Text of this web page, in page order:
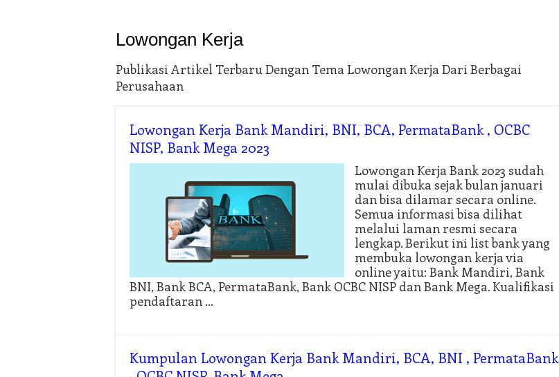
Lowongan Kerja
Publikasi Artikel Terbaru Dengan Tema Lowongan Kerja Dari Berbagai
Perusahaan
Lowongan Kerja Bank Mandiri, BNI, BCA, PermataBank , OCBC
NISP, Bank Mega 2023
Lowongan Kerja Bank 2023 sudah
mulai dibuka sejak bulan januari
dan bisa dilamar secara online.
Semua informasi bisa dilihat
melalui laman resmi secara
lengkap. Berikut ini list bank yang
membuka lowongan kerja via
online yaitu: Bank Mandiri, Bank
BNI, Bank BCA, PermataBank, Bank OCBC NISP dan Bank Mega. Kualifikasi
pendaftaran …
Kumpulan Lowongan Kerja Bank Mandiri, BCA, BNI , PermataBank